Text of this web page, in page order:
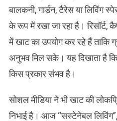
बालकनी, गार्डन, टैरेस या लिविंग
के रूप में रखा जा रहा है। रिसॉर्ट,
में खाट का उपयोग कर रहे हैं ताकि
अनुभव मिल सके। यह दिखाता है
किस प्रकार संभव है।
सोशल मीडिया ने भी खाट की
निभाई है। आज “सस्टेनेबल